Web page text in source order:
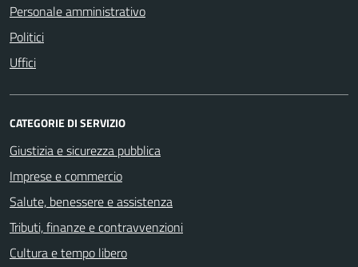
Personale amministrativo
Politici
Uffici
CATEGORIE DI SERVIZIO
Giustizia e sicurezza pubblica
Imprese e commercio
Salute, benessere e assistenza
Tributi, finanze e contravvenzioni
Cultura e tempo libero